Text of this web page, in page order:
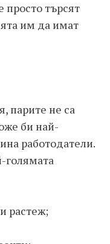
просто търсят
им да имат
парите не са
би най-
работодатели.
голямата
растеж;